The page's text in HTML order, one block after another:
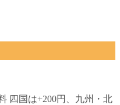
四国は+200円、九州・北